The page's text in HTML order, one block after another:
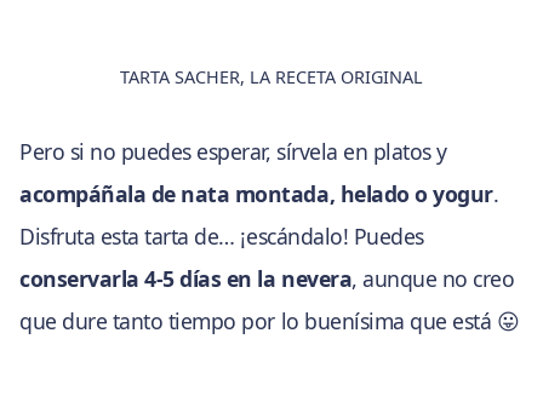
TARTA SACHER, LA RECETA ORIGINAL
Pero si no puedes esperar, sírvela en platos y
acompáñala de nata montada, helado o yogur.
Disfruta esta tarta de… ¡escándalo! Puedes
conservarla 4-5 días en la nevera, aunque no creo
que dure tanto tiempo por lo buenísima que está 😛